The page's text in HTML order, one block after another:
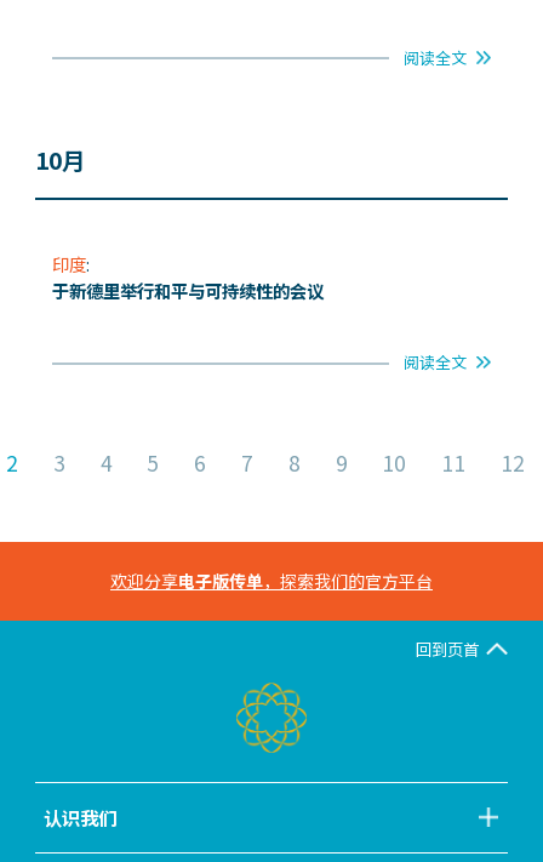
阅读全文
10月
印度:
于新德里举行和平与可持续性的会议
阅读全文
2 3 4 5 6 7 8 9 10 11 12
欢迎分享电子版传单，探索我们的官方平台
回到页首
认识我们